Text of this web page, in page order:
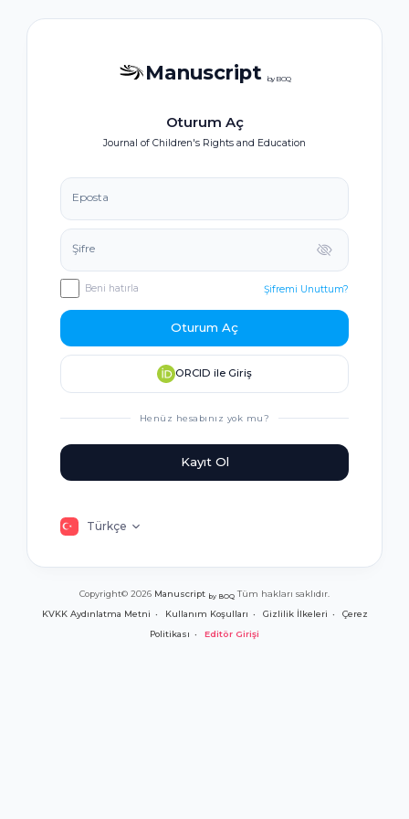
Manuscript by BOQ
Oturum Aç
Journal of Children's Rights and Education
Eposta
Şifre
Beni hatırla Şifremi Unuttum?
Oturum Aç
ORCID ile Giriş
Henüz hesabınız yok mu?
Kayıt Ol
Türkçe
Copyright© 2026 Manuscript by BOQ Tüm hakları saklıdır.
KVKK Aydınlatma Metni
Kullanım Koşulları Gizlilik İlkeleri
Çerez
Politikası
Editör Girişi